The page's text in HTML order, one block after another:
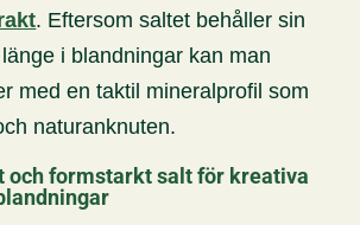
. Eftersom saltet behåller sin
i blandningar kan man
med en taktil mineralprofil som
naturanknuten.
och formstarkt salt för kreativa